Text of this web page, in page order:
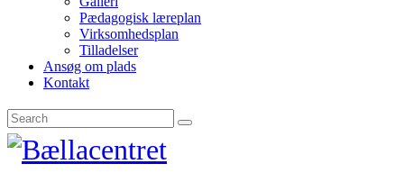
Pædagogisk læreplan
Virksomhedsplan
Tilladelser
Ansøg om plads
Kontakt